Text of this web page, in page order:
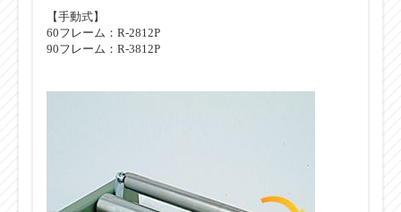
【手動式】
60フレーム：R-2812P
90フレーム：R-3812P